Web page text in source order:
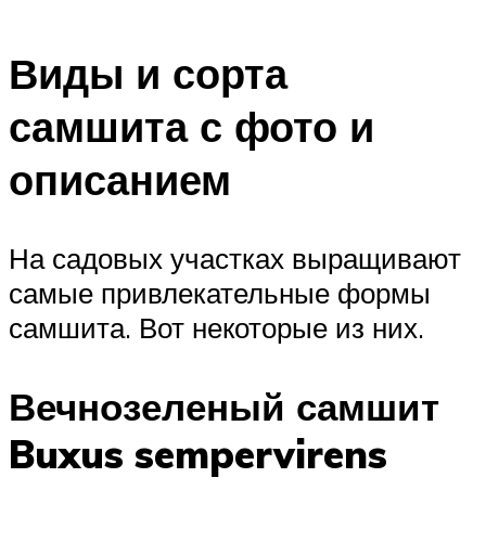
Виды и сорта
самшита с фото и
описанием
На садовых участках выращивают
самые привлекательные формы
самшита. Вот некоторые из них.
Вечнозеленый самшит
Buxus sempervirens